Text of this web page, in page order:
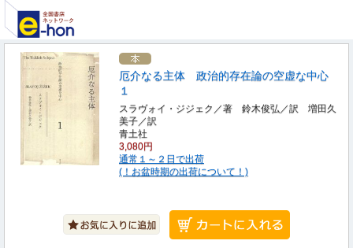
厄介なる主体 政治的存在論の空虚な中心
１
スラヴォイ・ジジェク／著 鈴木俊弘／訳 増田久
美子／訳
青土社
3,080円
通常１～２日で出荷
(！お盆時期の出荷について！)